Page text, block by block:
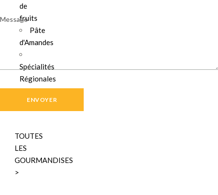
de
fruits
Pâte
d'Amandes
Spécialités
Régionales
Bonbons
TOUTES
LES
GOURMANDISES
>
Message